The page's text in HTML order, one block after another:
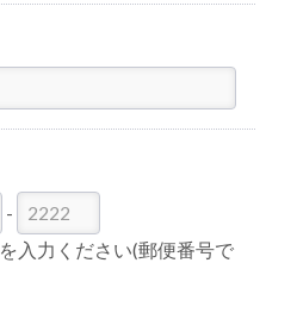
-
を入力ください(郵便番号で